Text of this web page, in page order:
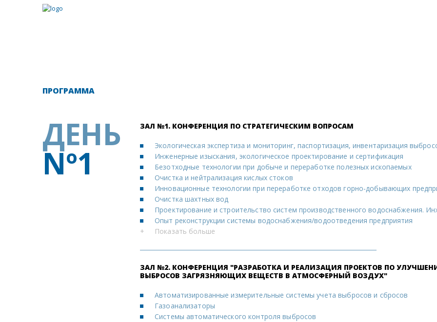
ПРОГРАММА
ДЕНЬ
Nº1
ЗАЛ №1. КОНФЕРЕНЦИЯ ПО СТРАТЕГИЧЕСКИМ ВОПРОСАМ
Экологическая экспертиза и мониторинг, паспортизация, инвентаризация
Инженерные изыскания, экологическое проектирование и сертификация
Безотходные технологии при добыче и переработке полезных ископаемых
Очистка и нейтрализация кислых стоков
Инновационные технологии при переработке отходов горно-добывающих
Очистка шахтных вод
Проектирование и строительство систем производственного водоснабжения.
Опыт реконструкции системы водоснабжения/водоотведения предприятия
+
Показать больше
ЗАЛ №2. КОНФЕРЕНЦИЯ "РАЗРАБОТКА И РЕАЛИЗАЦИЯ ПРОЕКТОВ ПО
ВЫБРОСОВ ЗАГРЯЗНЯЮЩИХ ВЕЩЕСТВ В АТМОСФЕРНЫЙ ВОЗДУХ"
Автоматизированные измерительные системы учета выбросов и сбросов
Газоанализаторы
Системы автоматического контроля выбросов